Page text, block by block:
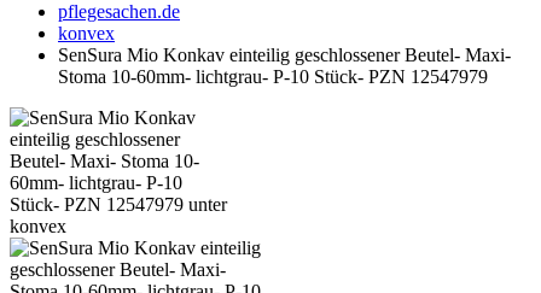
pflegesachen.de
konvex
SenSura Mio Konkav einteilig geschlossener Beutel- Maxi-
Stoma 10-60mm- lichtgrau- P-10 Stück- PZN 12547979